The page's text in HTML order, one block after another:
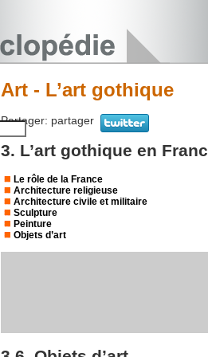
Art - L’art gothique
Partager: partager
3. L’art gothique en
Le rôle de la France
Architecture religieuse
Architecture civile et militaire
Sculpture
Peinture
Objets d’art